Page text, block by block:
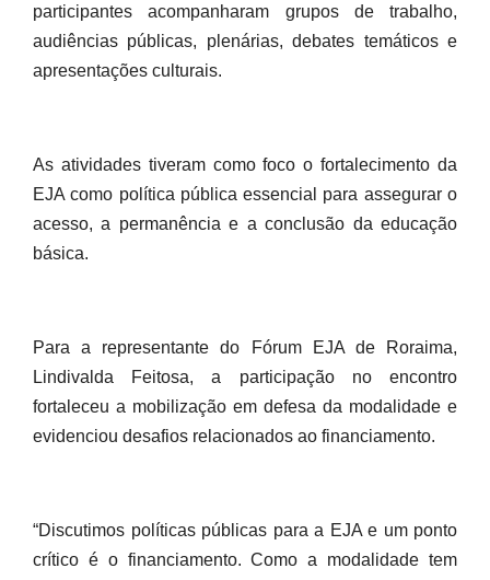
participantes acompanharam grupos de trabalho,
audiências públicas, plenárias, debates temáticos e
apresentações culturais.
As atividades tiveram como foco o fortalecimento da
EJA como política pública essencial para assegurar o
acesso, a permanência e a conclusão da educação
básica.
Para a representante do Fórum EJA de Roraima,
Lindivalda Feitosa, a participação no encontro
fortaleceu a mobilização em defesa da modalidade e
evidenciou desafios relacionados ao financiamento.
“Discutimos políticas públicas para a EJA e um ponto
crítico é o financiamento. Como a modalidade tem